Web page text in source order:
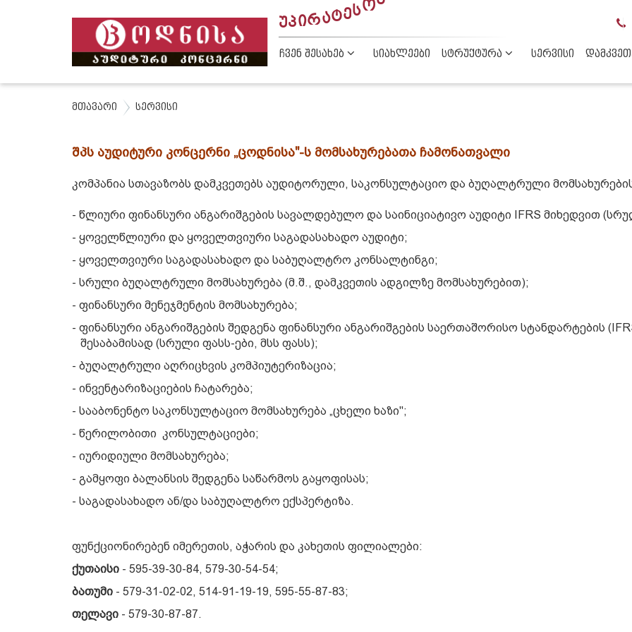
ᲣᲞᲘᲠᲐᲢᲔ
ᲩᲕᲔᲜ ᲨᲔᲡᲐᲮᲔᲑ ᲡᲘᲐᲮᲚᲔᲔᲑᲘ ᲡᲢᲠᲣᲥᲢᲣᲠᲐ ᲡᲔᲠᲕᲘᲡᲘ
მთავარი სერვისი
შპს აუდიტური კონცერნი „ცოდნისა"-ს მომსახურებათა ჩამონათვალი
კომპანია სთავაზობს დამკვეთებს აუდიტორული, საკონსულტაციო და ბუღალტრული
- წლიური ფინანსური ანგარიშგების სავალდებულო და საინიციატივო აუდიტი IFRS მიხედვით
- ყოველწლიური და ყოველთვიური საგადასახადო აუდიტი;
- ყოველთვიური საგადასახადო და საბუღალტრო კონსალტინგი;
- სრული ბუღალტრული მომსახურება (მ.შ., დამკვეთის ადგილზე მომსახურებით);
- ფინანსური მენეჯმენტის მომსახურება;
- ფინანსური ანგარიშგების შედგენა ფინანსური ანგარიშგების საერთაშორისო სტანდარტების
შესაბამისად (სრული ფასს-ები, მსს ფასს);
- ბუღალტრული აღრიცხვის კომპიუტერიზაცია;
- ინვენტარიზაციების ჩატარება;
- სააბონენტო საკონსულტაციო მომსახურება „ცხელი ხაზი";
- წერილობითი კონსულტაციები;
- იურიდიული მომსახურება;
- გამყოფი ბალანსის შედგენა საწარმოს გაყოფისას;
- საგადასახადო ან/და საბუღალტრო ექსპერტიზა.
ფუნქციონირებენ იმერეთის, აჭარის და კახეთის ფილიალები:
ქუთაისი - 595-39-30-84, 579-30-54-54;
ბათუმი - 579-31-02-02, 514-91-19-19, 595-55-87-83;
თელავი - 579-30-87-87.